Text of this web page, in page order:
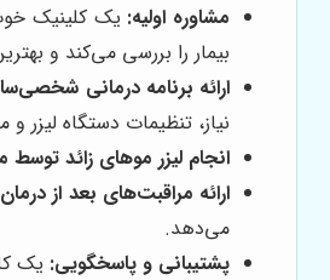
مشاوره اولیه: یک کلینیک
بیمار را بررسی می‌کند و
ارائه برنامه درمانی
نیاز، تنظیمات دستگاه لیزر
انجام لیزر موهای زائد
ارائه مراقبت‌های بعد از
می‌دهد.
پشتیبانی و پاسخگویی: یک